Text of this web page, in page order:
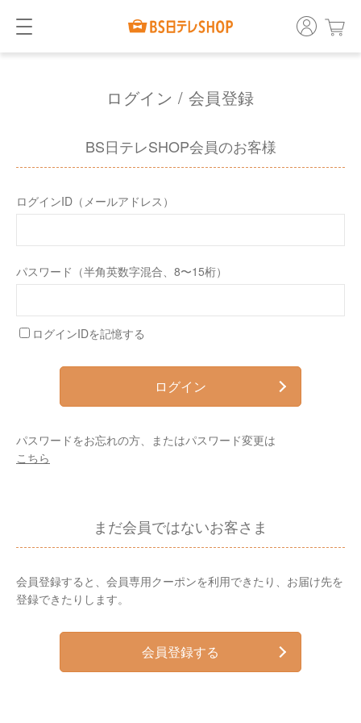
ログイン / 会員登録
BS日テレSHOP会員のお客様
ログインID（メールアドレス）
パスワード（半角英数字混合、8〜15桁）
ログインIDを記憶する
ログイン
パスワードをお忘れの方、またはパスワード変更は
こちら
まだ会員ではないお客さま
会員登録すると、会員専用クーポンを利用できたり、お届け先を
登録できたりします。
会員登録する